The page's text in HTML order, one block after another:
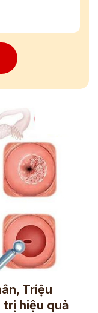
Triệu
trị hiệu quả